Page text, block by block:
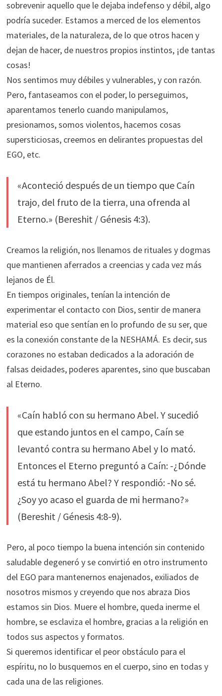
sobrevenir aquello que le dejaba indefenso y débil, algo
podría suceder. Estamos a merced de los elementos
materiales, de la naturaleza, de lo que otros hacen y
dejan de hacer, de nuestros propios instintos, ¡de tantas
cosas!
Nos sentimos muy débiles y vulnerables, y con razón.
Pero, fantaseamos con el poder, lo perseguimos,
aparentamos tenerlo cuando manipulamos,
presionamos, somos violentos, hacemos cosas
supersticiosas, creemos en delirantes propuestas del
EGO, etc.
«Aconteció después de un tiempo que Caín
trajo, del fruto de la tierra, una ofrenda al
Eterno.» (Bereshit / Génesis 4:3).
Creamos la religión, nos llenamos de rituales y dogmas
que mantienen aferrados a creencias y cada vez más
lejanos de Él.
En tiempos originales, tenían la intención de
experimentar el contacto con Dios, sentir de manera
material eso que sentían en lo profundo de su ser, que
es la conexión constante de la NESHAMÁ. Es decir, sus
corazones no estaban dedicados a la adoración de
falsas deidades, poderes aparentes, sino que buscaban
al Eterno.
«Caín habló con su hermano Abel. Y sucedió
que estando juntos en el campo, Caín se
levantó contra su hermano Abel y lo mató.
Entonces el Eterno preguntó a Caín: -¿Dónde
está tu hermano Abel? Y respondió: -No sé.
¿Soy yo acaso el guarda de mi hermano?»
(Bereshit / Génesis 4:8-9).
Pero, al poco tiempo la buena intención sin contenido
saludable degeneró y se convirtió en otro instrumento
del EGO para mantenernos enajenados, exiliados de
nosotros mismos y creyendo que nos abraza Dios
estamos sin Dios. Muere el hombre, queda inerme el
hombre, se esclaviza el hombre, gracias a la religión en
todos sus aspectos y formatos.
Si queremos identificar el peor obstáculo para el
espíritu, no lo busquemos en el cuerpo, sino en todas y
cada una de las religiones.